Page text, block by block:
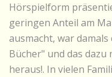
Hörspielform
geringen Anteil am
ausmacht, war
Bücher" und das
heraus!. In vielen